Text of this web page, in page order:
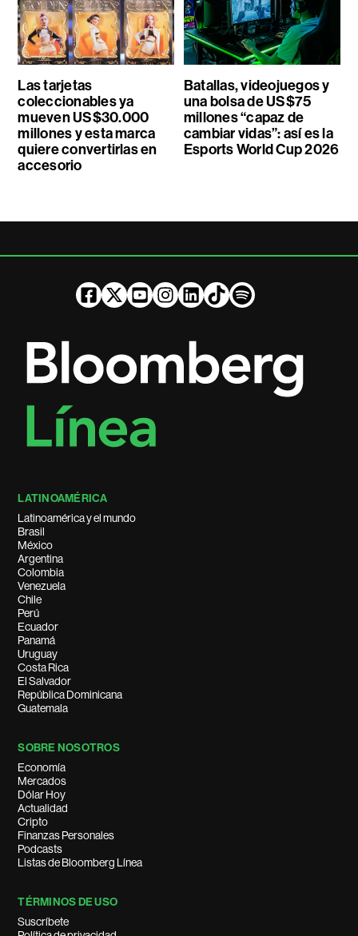
Las tarjetas
coleccionables ya
mueven US$30.000
millones y esta marca
quiere convertirlas en
accesorio
Batallas, videojuegos y
una bolsa de US$75
millones “capaz de
cambiar vidas”: así es la
Esports World Cup 2026
LATINOAMÉRICA
Latinoamérica y el mundo
Brasil
México
Argentina
Colombia
Venezuela
Chile
Perú
Ecuador
Panamá
Uruguay
Costa Rica
El Salvador
República Dominicana
Guatemala
SOBRE NOSOTROS
Economía
Mercados
Dólar Hoy
Actualidad
Cripto
Finanzas Personales
Podcasts
Listas de Bloomberg Línea
TÉRMINOS DE USO
Suscríbete